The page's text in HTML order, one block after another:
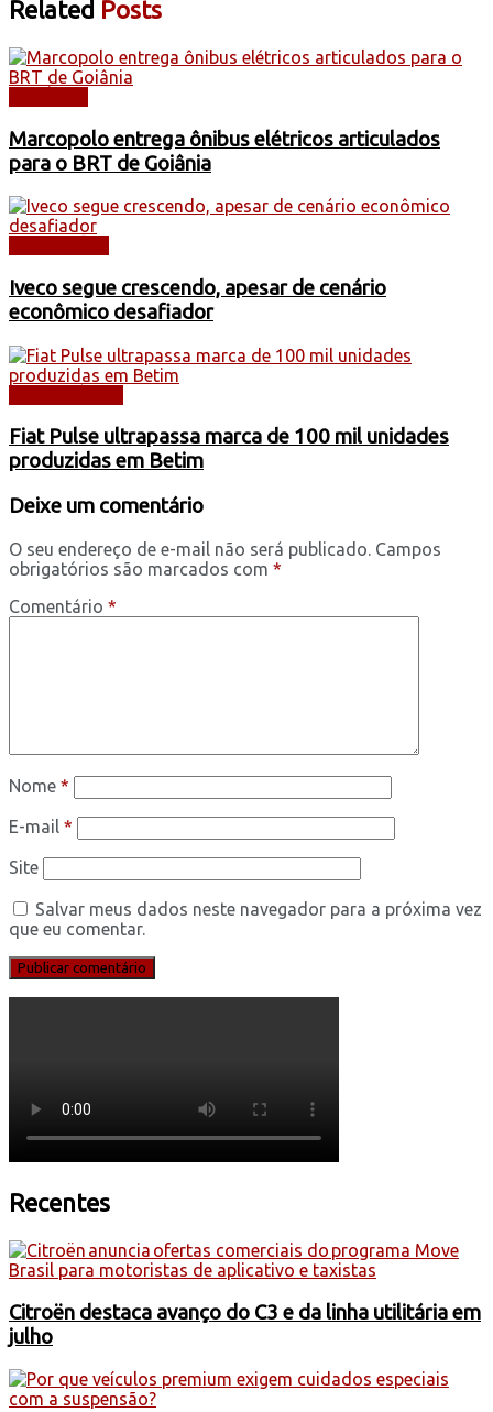
Related Posts
Marcopolo entrega ônibus elétricos articulados
para o BRT de Goiânia
Iveco segue crescendo, apesar de cenário
econômico desafiador
Fiat Pulse ultrapassa marca de 100 mil unidades
produzidas em Betim
Deixe um comentário
O seu endereço de e-mail não será publicado. Campos
obrigatórios são marcados com *
Comentário *
Nome *
E-mail *
Site
Salvar meus dados neste navegador para a próxima vez
que eu comentar.
Recentes
Citroën destaca avanço do C3 e da linha utilitária em
julho